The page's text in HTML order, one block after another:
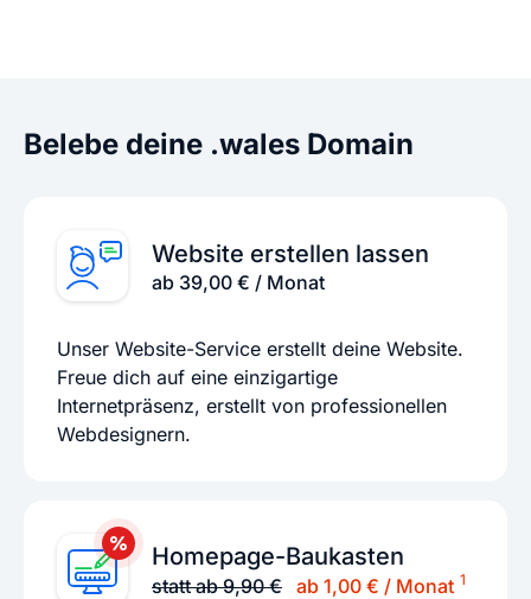
Belebe deine .wales Domain
Website erstellen lassen
ab 39,00 € / Monat
Unser Website-Service erstellt deine Website.
Freue dich auf eine einzigartige
Internetpräsenz, erstellt von professionellen
Webdesignern.
Homepage-Baukasten
statt ab 9,90 € ab 1,00 € / Monat 1